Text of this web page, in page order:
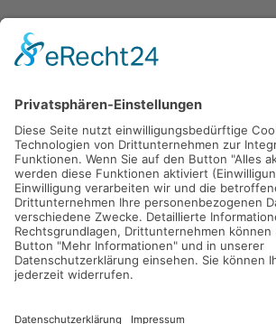
Gefördert durch die
Freie und Hansestadt Hamburg